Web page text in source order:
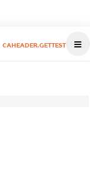
CAHEADER.GETTEST